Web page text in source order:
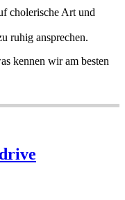
cholerische Art und
ruhig ansprechen.
kennen wir am besten